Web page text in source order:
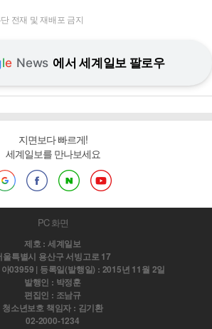
전재 및 재배포 금지
le News 에서 세계일보 팔로우
지면보다 빠르게!
세계일보를 만나보세요
PC 화면
제호 : 세계일보
울특별시 용산구 서빙고로 17
03959 | 등록일(발행일) : 2015년 11월 2일
발행인 : 박정훈
편집인 : 조남규
청소년보호 책임자 : 김기환
02-2000-1234